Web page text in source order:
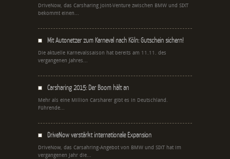
DriveNow, das Carsharing Joint-Venture zwischen BMW und SIXT
bekommt einen...
Mit Autonetzer zum Karneval nach Köln: Gutschein sichern!
Die aktuelle Karnevalssaison hat bereits am 11.11. des
vergangenen Jahres...
Carsharing 2015: Der Boom hält an
Mehr als eine Million Carsharer gibt es in Deutschland.
Führende...
DriveNow verstärkt internationale Expansion
DriveNow, das Carsahring-Angebot von BMW und SIXT hat im
vergangenen Jahr die...